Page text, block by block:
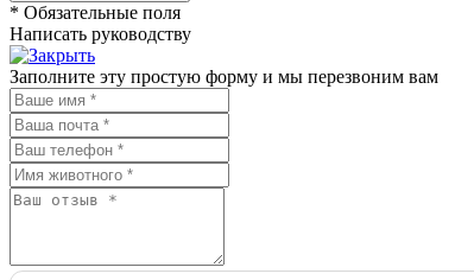
* Обязательные поля
Написать руководству
Заполните эту простую форму и мы перезвоним вам